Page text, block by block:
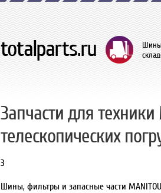
Шины
Запчасти для
телескопических
3
Шины, фильтры и запасные части